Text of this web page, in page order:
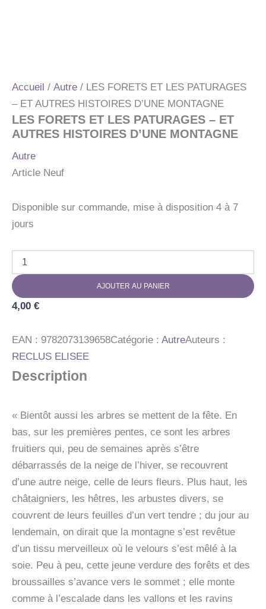
Accueil / Autre / LES FORETS ET LES PATURAGES
– ET AUTRES HISTOIRES D’UNE MONTAGNE
LES FORETS ET LES PATURAGES – ET
AUTRES HISTOIRES D’UNE MONTAGNE
Autre
Article Neuf
Disponible sur commande, mise à disposition 4 à 7
jours
LES
FORETS
ET
-
ET
AUTRES
HISTOIRES
AJOUTER AU PANIER
4,00 €
EAN : 9782073139658Catégorie : AutreAuteurs :
RECLUS ELISEE
Description
« Bientôt aussi les arbres se mettent de la fête. En
bas, sur les premières pentes, ce sont les arbres
fruitiers qui, peu de semaines après s’être
débarrassés de la neige de l’hiver, se recouvrent
d’une autre neige, celle de leurs fleurs. Plus haut, les
châtaigniers, les hêtres, les arbustes divers, se
couvrent de leurs feuilles d’un vert tendre ; du jour au
lendemain, on dirait que la montagne s’est revêtue
d’un tissu merveilleux où le velours s’est mêlé à la
soie. Peu à peu, cette jeune verdure des forêts et des
broussailles s’avance vers le sommet ; elle monte
comme à l’escalade dans les vallons et les ravins